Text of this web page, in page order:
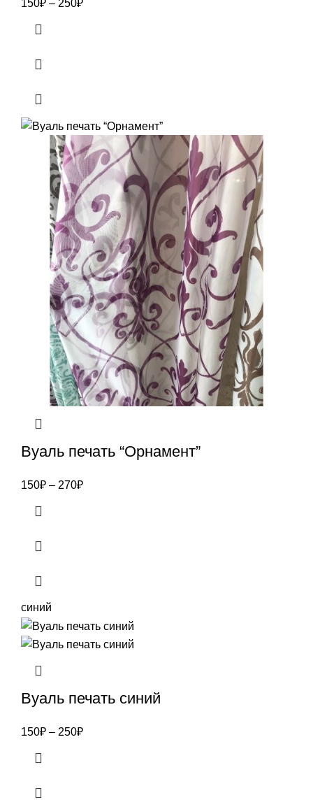
150₽ – 250₽
Вуаль печать “Орнамент”
150₽ – 270₽
синий
Вуаль печать синий
150₽ – 250₽